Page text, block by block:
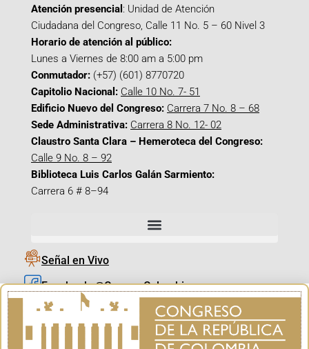
Atención presencial : Unidad de Atención
Ciudadana del Congreso, Calle 11 No. 5 – 60 Nivel 3
Horario de atención al público:
Lunes a Viernes de 8:00 am a 5:00 pm
Conmutador: (+57) (601) 8770720
Capitolio Nacional: Calle 10 No. 7- 51
Edificio Nuevo del Congreso: Carrera 7 No. 8 – 68
Sede Administrativa: Carrera 8 No. 12- 02
Claustro Santa Clara – Hemeroteca del Congreso:
Calle 9 No. 8 – 92
Biblioteca Luis Carlos Galán Sarmiento:
Carrera 6 # 8–94
Señal en Vivo
Facebook_@CamaraColombia
Instagram_@CamaraColombia
X_@CamaraColombia